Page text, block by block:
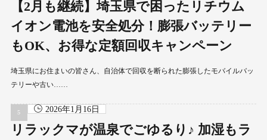
【2月も継続】埼玉県で困ったリチウム
イオン電池を安全処分！膨張バッテリー
もOK、お得な定額回収キャンペーン
埼玉県にお住まいの皆さん、自治体で回収を断られた膨張したモバイルバッ
テリーや古い……
2026年1月16日
リラックマが温泉でごゆるり♪ 加湿もラ